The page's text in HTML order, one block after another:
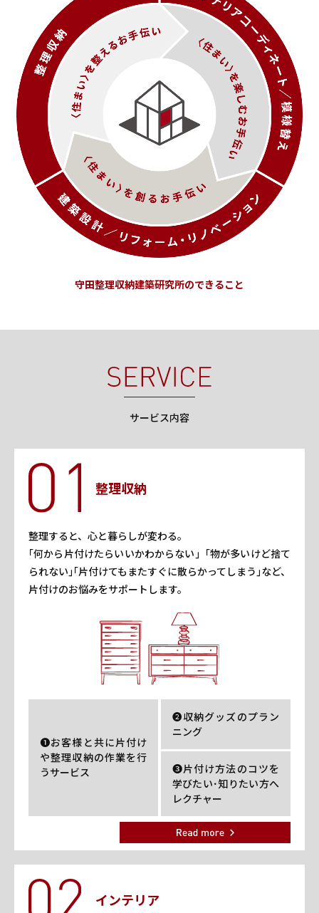
守田整理収納建築研究所のできること
サービス内容
整理収納
整理すると、心と暮らしが変わる。
｢何から片付けたらいいかわからない｣「物が多いけど捨て
られない｣｢片付けてもまたすぐに散らかってしまう｣など、
片付けのお悩みをサポートします。
❶お客様と共に片付け
や整理収納の作業を行
うサービス
❷収納グッズのプラン
ニング
❸片付け方法のコツを
学びたい･知りたい方へ
レクチャー
インテリア